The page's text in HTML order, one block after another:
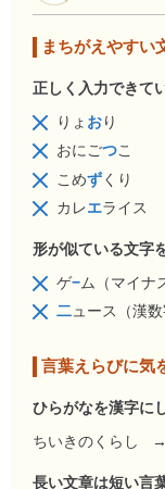
まちがえやすい
正しく入力できて
りょ おり
おにごつこ
こめずくり
カレエライス
形が似ている文字
ゲ−ム（マイナ
二ュース（漢数
言葉えらびに気
ひらがなを漢字に
ちいきのくらし
→
長い文章は短い言